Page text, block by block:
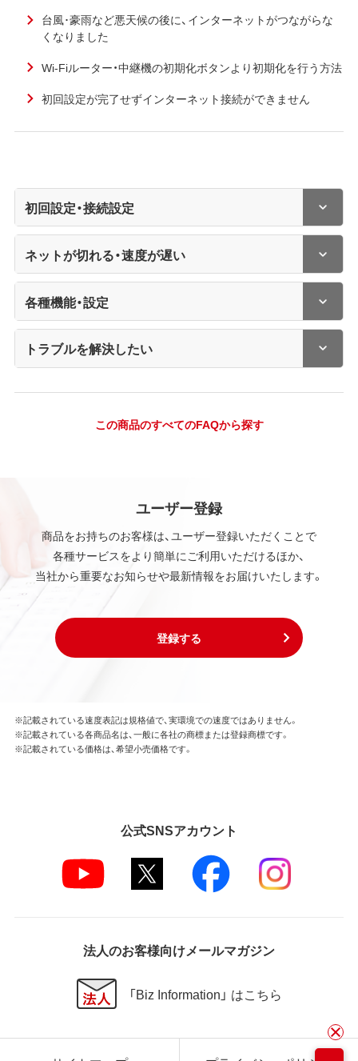
台風･豪雨など悪天候の後に、インターネットがつながらな
くなりました
Wi-Fiルーター・中継機の初期化ボタンより初期化を行う方法
初回設定が完了せずインターネット接続ができません
初回設定・接続設定
ネットが切れる・速度が遅い
各種機能・設定
トラブルを解決したい
この商品のすべてのFAQから探す
ユーザー登録
商品をお持ちのお客様は、ユーザー登録いただくことで
各種サービスをより簡単にご利用いただけるほか、
当社から重要なお知らせや最新情報をお届けいたします。
登録する
※記載されている速度表記は規格値で、実環境での速度ではありません。
※記載されている各商品名は、一般に各社の商標または登録商標です。
※記載されている価格は、希望小売価格です。
公式SNSアカウント
法人のお客様向けメールマガジン
「Biz Information」 はこちら